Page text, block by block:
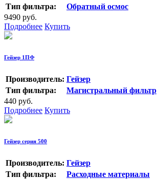
Тип фильтра:
Обратный осмос
9490 руб.
Подробнее Купить
Гейзер 1ПФ
Производитель: Гейзер
Тип фильтра:
Магистральный фильтр
440 руб.
Подробнее Купить
Гейзер серия 500
Производитель: Гейзер
Тип фильтра:
Расходные материалы